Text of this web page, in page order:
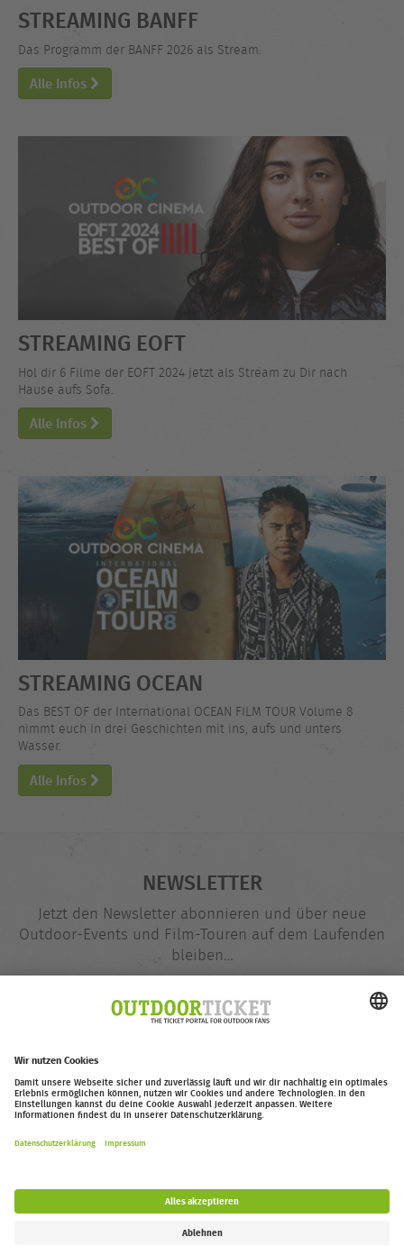
STREAMING BANFF
Das Programm der BANFF 2026 als Stream.
Alle Infos
STREAMING EOFT
Hol dir 6 Filme der EOFT 2024 jetzt als Stream zu Dir nach
Hause aufs Sofa.
Alle Infos
STREAMING OCEAN
Das BEST OF der International OCEAN FILM TOUR Volume 8
nimmt euch in drei Geschichten mit ins, aufs und unters
Wasser.
Alle Infos
NEWSLETTER
Jetzt den Newsletter abonnieren und über neue
Outdoor-Events und Film-Touren auf dem Laufenden
bleiben…
Mail-
Adresse
outdoor-ticket.net– Ein Projekt von
Barrierefreiheitserklärung